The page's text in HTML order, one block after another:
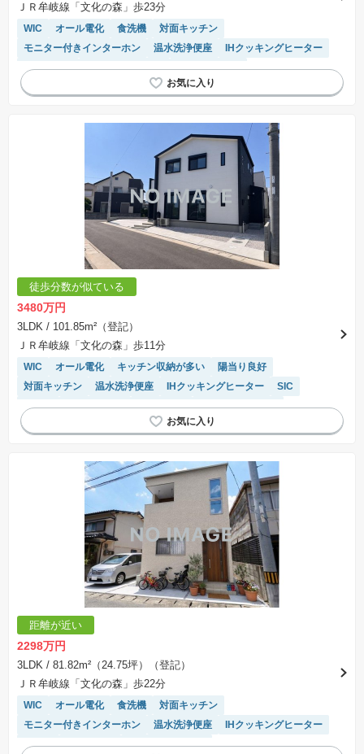
ＪＲ牟岐線「文化の森」歩23分
WIC オール電化 食洗機
対面キッチン
モニター付きインターホン
温水洗浄便座
IHクッキングヒーター
浴室乾燥機
システムキッチン トイレ2個以上
徒歩分数が似ている
3480万円
3LDK / 101.85m²（登記）
ＪＲ牟岐線「文化の森」歩11分
WIC オール電化 キッチン収納が多い
陽当り良好
対面キッチン
温水洗浄便座 IHクッキングヒーター
SIC
平坦地
閑静な住宅地 浴室乾燥機
システムキッチン
トイレ2個以上
距離が近い
2298万円
3LDK / 81.82m²（24.75坪）（登記）
ＪＲ牟岐線「文化の森」歩22分
WIC オール電化 食洗機
対面キッチン
モニター付きインターホン
温水洗浄便座
IHクッキングヒーター
平坦地
浴室乾燥機 システムキッチン